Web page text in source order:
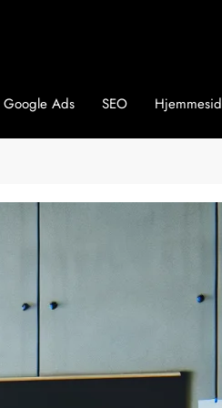
Google Ads SEO